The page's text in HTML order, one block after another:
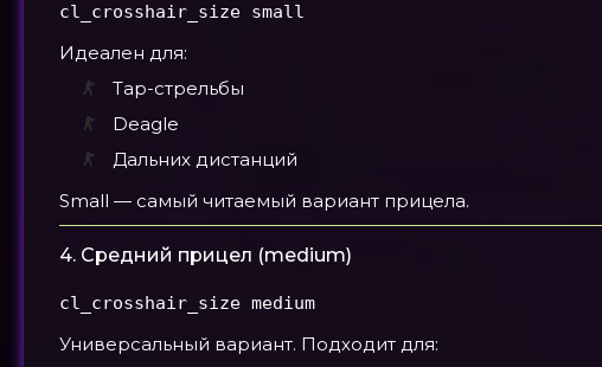
cl_crosshair_size small
Идеален для:
Tap-стрельбы
Deagle
Дальних дистанций
Small — самый читаемый вариант прицела.
4. Средний прицел (medium)
cl_crosshair_size medium
Универсальный вариант. Подходит для: